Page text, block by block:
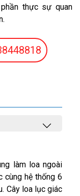
thực sự quan
làm loa ngoài
cùng hệ thống 6
Cây loa lục giác